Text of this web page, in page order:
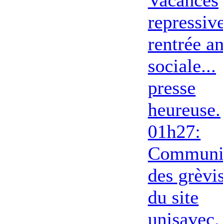
rentrée
sociale...
presse
heureuse.
01h27:
des
du site
unisavec.